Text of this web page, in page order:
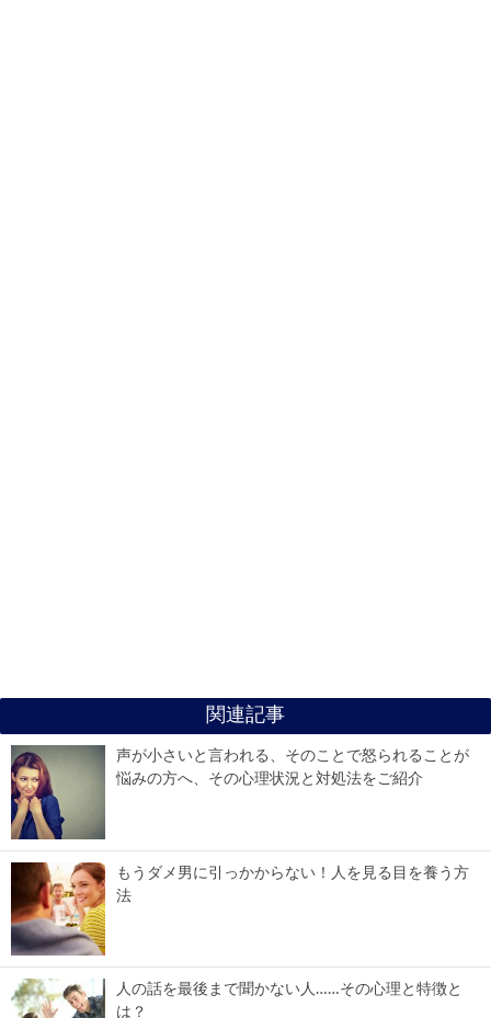
関連記事
声が小さいと言われる、そのことで怒られることが
悩みの方へ、その心理状況と対処法をご紹介
もうダメ男に引っかからない！人を見る目を養う方
法
人の話を最後まで聞かない人……その心理と特徴と
は？